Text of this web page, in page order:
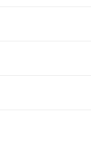
مهم‌ترین عامل
از عرضه آن باشد؛